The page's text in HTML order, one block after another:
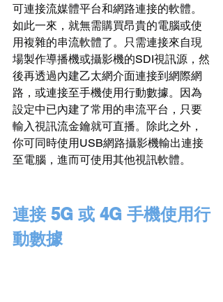
可連接流媒體平台和網路連接的軟體。
如此一來，就無需購買昂貴的電腦或使
用複雜的串流軟體了。只需連接來自現
場製作導播機或攝影機的SDI視訊源，然
後再透過內建乙太網介面連接到網際網
路，或連接至手機使用行動數據。因為
設定中已內建了常用的串流平台，只要
輸入視訊流金鑰就可直播。除此之外，
你可同時使用USB網路攝影機輸出連接
至電腦，進而可使用其他視訊軟體。
連接 5G 或 4G 手機使用行
動數據